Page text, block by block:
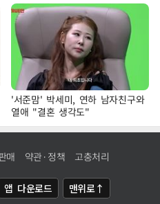
'서준맘' 박세미, 연하 남자친구와
열애 "결혼 생각도"
매 약관·정책 고충처리
앱 다운로드 맨위로↑